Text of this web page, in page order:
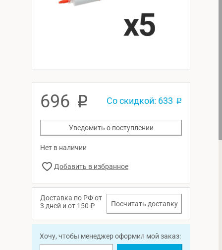
696 p Со скидкой: 633 p
Уведомить о поступлении
Нет в наличии
Доставка по РФ от
3 дней и от 150 ₽
Посчитать доставку
Хочу, чтобы менеджер оформил мой заказ: